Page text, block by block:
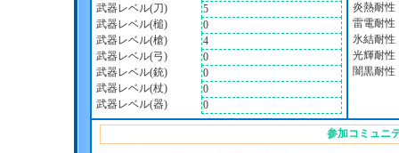
武器レベル(刀)
5
武器レベル(槌)
0
武器レベル(槍)
4
武器レベル(弓)
0
武器レベル(銃)
0
武器レベル(杖)
0
武器レベル(器)
0
炎熱耐性
雷電耐性
氷結耐性
光輝耐性
闇黒耐性
参加コミュニ